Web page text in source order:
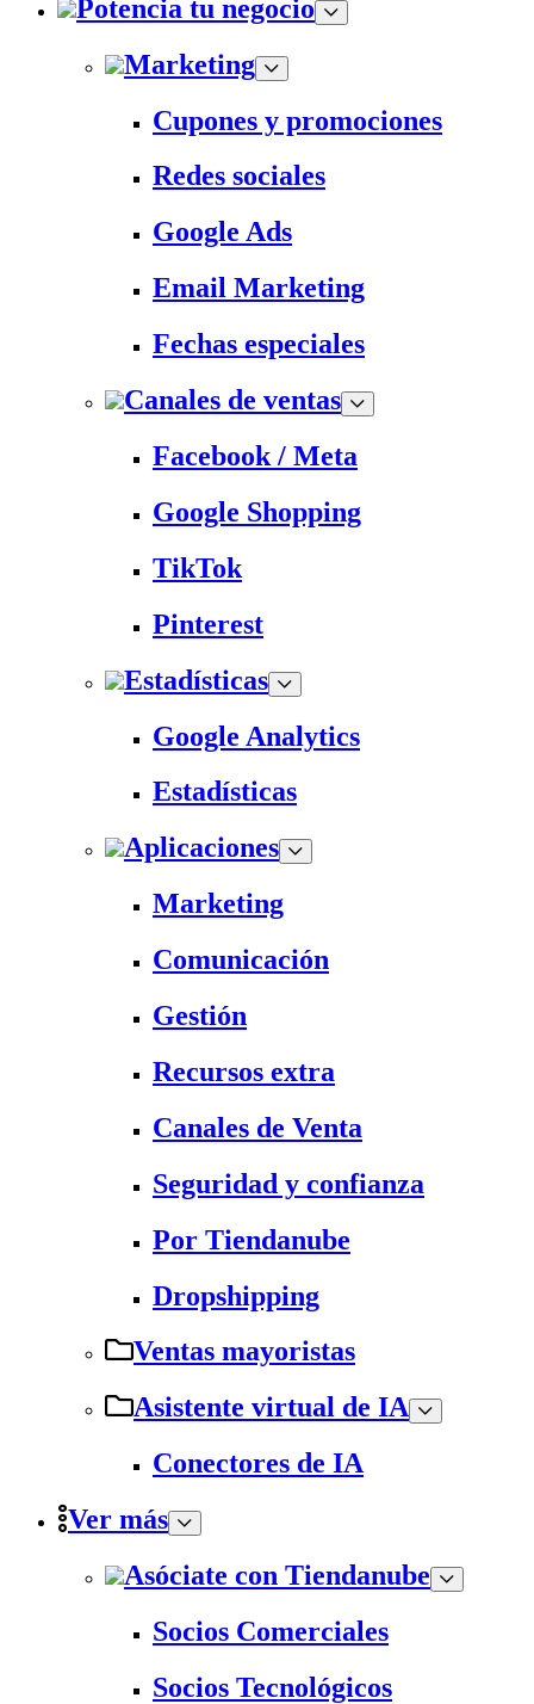
Potencia tu negocio
Marketing
Cupones y promociones
Redes sociales
Google Ads
Email Marketing
Fechas especiales
Canales de ventas
Facebook / Meta
Google Shopping
TikTok
Pinterest
Estadísticas
Google Analytics
Estadísticas
Aplicaciones
Marketing
Comunicación
Gestión
Recursos extra
Canales de Venta
Seguridad y confianza
Por Tiendanube
Dropshipping
Ventas mayoristas
Asistente virtual de IA
Conectores de IA
Ver más
Asóciate con Tiendanube
Socios Comerciales
Socios Tecnológicos